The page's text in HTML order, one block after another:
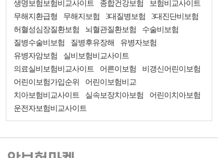
생명보험보험비교사이트
종합건강보험
보험비교사이트
무해지환급형
무해지보험 3대질병보험
3대진단비보험
허혈성심장질환보험
뇌혈관질환보험
수술비보험
질병수술비보험
질병후유장해
유병자보험
유병자암보험
실비보험비교사이트
의료실비보험비교사이트
어른이보험
비갱신어린이보험
어린이보험가입순위
어린이보험비교
치아보험비교사이트
실속보장치아보험
어린이치아보험
운전자보험비교사이트